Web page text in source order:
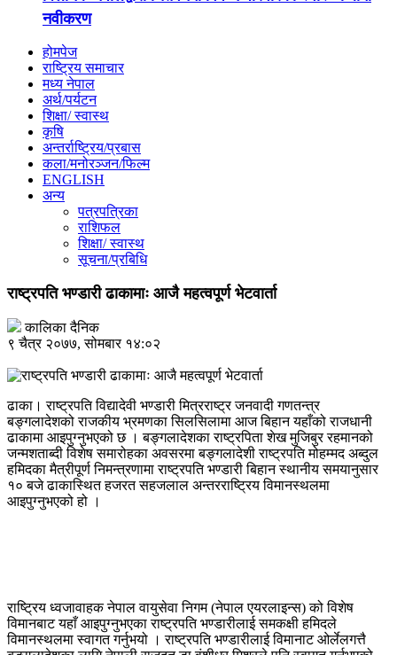
नवीकरण
होमपेज
राष्ट्रिय समाचार
मध्य नेपाल
अर्थ/पर्यटन
शिक्षा/ स्वास्थ
कृषि
अन्तर्राष्ट्रिय/प्रबास
कला/मनोरञ्जन/फिल्म
ENGLISH
अन्य
पत्रपत्रिका
राशिफल
शिक्षा/ स्वास्थ
सूचना/प्रबिधि
राष्ट्रपति भण्डारी ढाकामाः आजै महत्वपूर्ण भेटवार्ता
कालिका दैनिक
९ चैत्र २०७७, सोमबार १४:०२
ढाका। राष्ट्रपति विद्यादेवी भण्डारी मित्रराष्ट्र जनवादी गणतन्त्र
बङ्गलादेशको राजकीय भ्रमणका सिलसिलामा आज बिहान यहाँको राजधानी
ढाकामा आइपुग्नुभएको छ । बङ्गलादेशका राष्ट्रपिता शेख मुजिबुर रहमानको
जन्मशताब्दी विशेष समारोहका अवसरमा बङ्गलादेशी राष्ट्रपति मोहम्मद अब्दुल
हमिदका मैत्रीपूर्ण निमन्त्रणामा राष्ट्रपति भण्डारी बिहान स्थानीय समयानुसार
१० बजे ढाकास्थित हजरत सहजलाल अन्तरराष्ट्रिय विमानस्थलमा
आइपुग्नुभएको हो ।
राष्ट्रिय ध्वजावाहक नेपाल वायुसेवा निगम (नेपाल एयरलाइन्स) को विशेष
विमानबाट यहाँ आइपुग्नुभएका राष्ट्रपति भण्डारीलाई समकक्षी हमिदले
विमानस्थलमा स्वागत गर्नुभयो । राष्ट्रपति भण्डारीलाई विमानाट ओर्लेलगत्तै